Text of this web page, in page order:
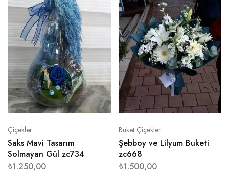
Çiçekler
Saks Mavi Tasarım
Solmayan Gül zc734
₺1.250,00
Buket Çiçekler
Şebboy ve Lilyum Buketi
zc668
₺1.500,00